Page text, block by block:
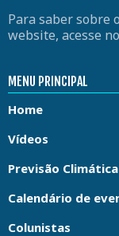
Para saber sobre
website, acesse
MENU PRINCIPAL
Home
Vídeos
Previsão Climática
Calendário de
Colunistas